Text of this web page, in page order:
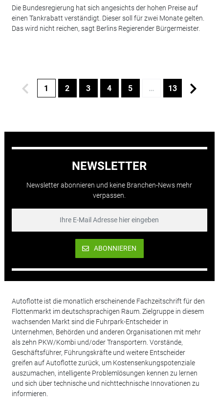
Die Bundesregierung hat sich angesichts der hohen Preise auf
einen Tankrabatt verständigt. Dieser soll für zwei Monate gelten.
Das wird nicht reichen, sagt Berlins Regierender Bürgermeister.
1 2 3 4 5 … 13
NEWSLETTER
Newsletter abonnieren und keine Branchen-News mehr
verpassen.
ABONNIEREN
Autoflotte ist die monatlich erscheinende Fachzeitschrift für den
Flottenmarkt im deutschsprachigen Raum. Zielgruppe in diesem
wachsenden Markt sind die Fuhrpark-Entscheider in
Unternehmen, Behörden und anderen Organisationen mit mehr
als zehn PKW/Kombi und/oder Transportern. Vorstände,
Geschäftsführer, Führungskräfte und weitere Entscheider
greifen auf Autoflotte zurück, um Kostensenkungspotenziale
auszumachen, intelligente Problemlösungen kennen zu lernen
und sich über technische und nichttechnische Innovationen zu
informieren.